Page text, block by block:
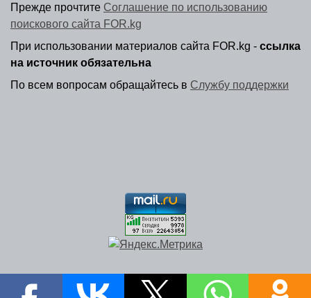
Прежде прочтите Соглашение по использованию
поискового сайта FOR.kg
При использовании материалов сайта FOR.kg - ссылка
на источник обязательна
По всем вопросам обращайтесь в Службу поддержки